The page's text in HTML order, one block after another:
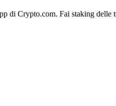
di Crypto.com. Fai staking